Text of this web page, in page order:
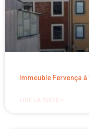
Immeuble Fervença
LIRE LA SUITE »